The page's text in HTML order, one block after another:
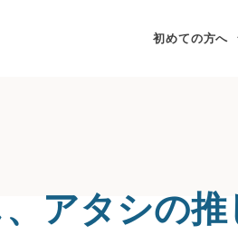
初めての方へ
アタシの推